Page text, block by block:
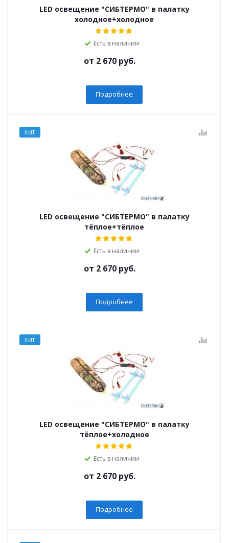
LED освещение "СИБТЕРМО" в палатку
холодное+холодное
Есть в наличии
от 2 670 руб.
Подробнее
ХИТ
LED освещение "СИБТЕРМО" в палатку
тёплое+тёплое
Есть в наличии
от 2 670 руб.
Подробнее
ХИТ
LED освещение "СИБТЕРМО" в палатку
тёплое+холодное
Есть в наличии
от 2 670 руб.
Подробнее